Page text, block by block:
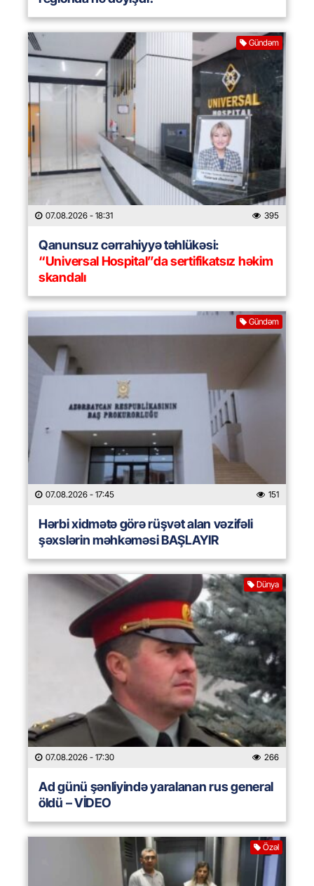
Gündəm
07.08.2026 - 18:31 395
Qanunsuz cərrahiyyə təhlükəsi:
“Universal Hospital”da sertifikatsız həkim
skandalı
Gündəm
07.08.2026 - 17:45 151
Hərbi xidmətə görə rüşvət alan vəzifəli
şəxslərin məhkəməsi BAŞLAYIR
Dünya
07.08.2026 - 17:30 266
Ad günü şənliyində yaralanan rus general
öldü – VİDEO
Özəl